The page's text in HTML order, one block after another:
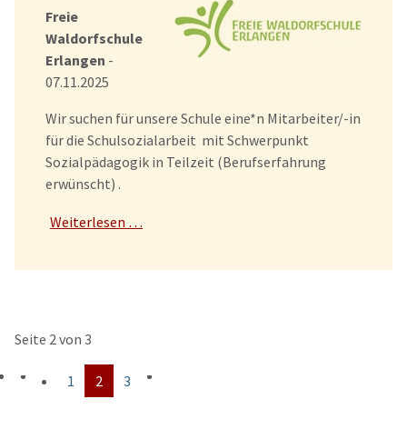
Freie
Waldorfschule
Erlangen -
07.11.2025
Wir suchen für unsere Schule eine*n Mitarbeiter/-in
für die Schulsozialarbeit mit Schwerpunkt
Sozialpädagogik in Teilzeit (Berufserfahrung
erwünscht) .
Weiterlesen …
Seite 2 von 3
1 2 3